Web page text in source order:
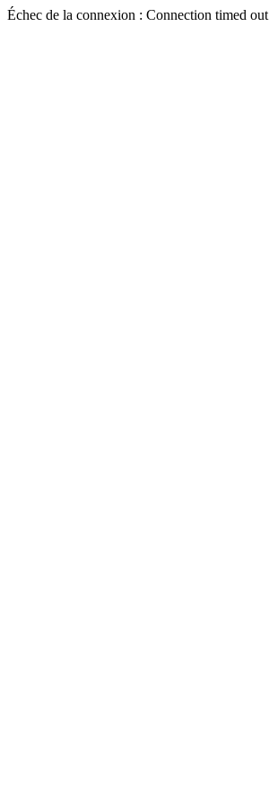
Échec de la connexion : Connection timed out